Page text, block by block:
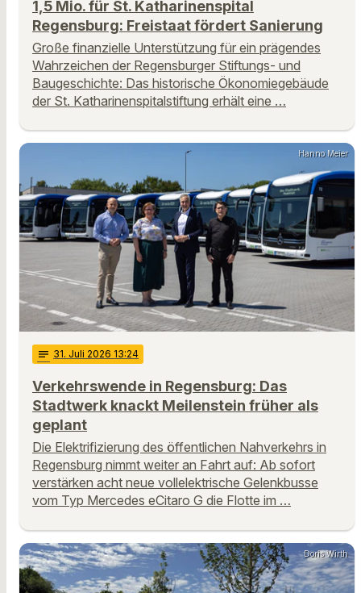
1,5 Mio. für St. Katharinenspital
Regensburg: Freistaat fördert Sanierung
Große finanzielle Unterstützung für ein prägendes
Wahrzeichen der Regensburger Stiftungs- und
Baugeschichte: Das historische Ökonomiegebäude
der St. Katharinenspitalstiftung erhält eine …
Hanno Meier
notes 31. Juli 2026 13:24
Verkehrswende in Regensburg: Das
Stadtwerk knackt Meilenstein früher als
geplant
Die Elektrifizierung des öffentlichen Nahverkehrs in
Regensburg nimmt weiter an Fahrt auf: Ab sofort
verstärken acht neue vollelektrische Gelenkbusse
vom Typ Mercedes eCitaro G die Flotte im …
Doris Wirth